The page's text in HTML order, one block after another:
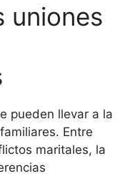
uniones
pueden llevar a la
Entre
maritales, la